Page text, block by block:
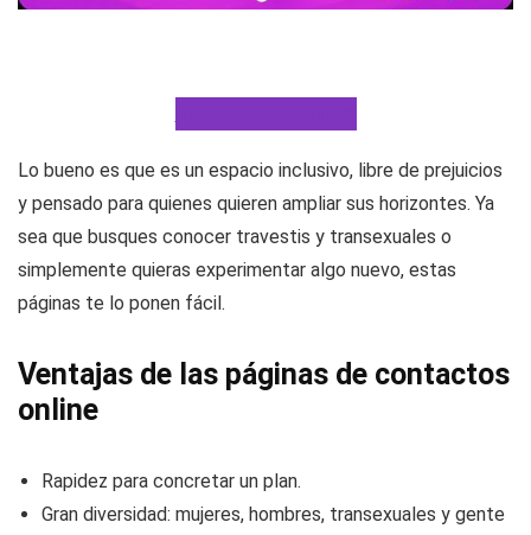
Lo bueno es que es un espacio inclusivo, libre de prejuicios
y pensado para quienes quieren ampliar sus horizontes. Ya
sea que busques conocer travestis y transexuales o
simplemente quieras experimentar algo nuevo, estas
páginas te lo ponen fácil.
Ventajas de las páginas de contactos
online
Rapidez para concretar un plan.
Gran diversidad: mujeres, hombres, transexuales y gente